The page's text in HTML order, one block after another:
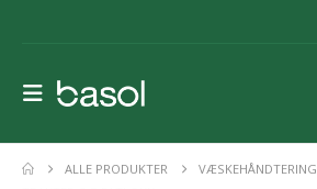
ALLE PRODUKTER
VÆSKEHÅNDTERING